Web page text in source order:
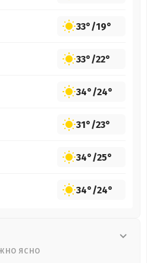
33°/19°
33°/22°
34°/24°
31°/23°
34°/25°
34°/24°
ясно